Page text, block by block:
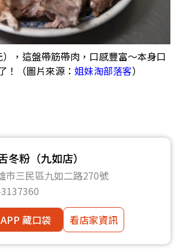
，這盤帶筋帶肉，口感豐富～本身口
！（圖片來源： 姐妹淘部落客）
冬粉（九如店）
市三民區九如二路270號
藏口袋
看店家資訊